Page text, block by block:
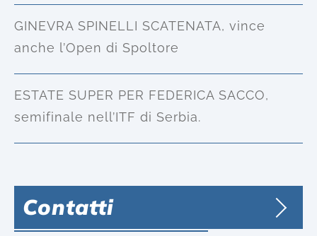
GINEVRA SPINELLI SCATENATA, vince
anche l’Open di Spoltore
ESTATE SUPER PER FEDERICA SACCO,
semifinale nell’ITF di Serbia.
Contatti